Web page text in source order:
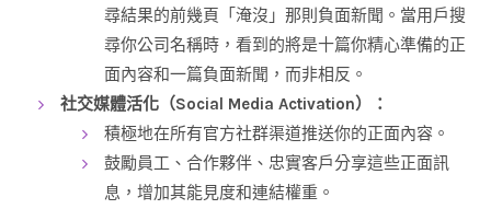
尋結果的前幾頁「淹沒」那則負面新聞。當用戶搜
尋你公司名稱時，看到的將是十篇你精心準備的正
面內容和一篇負面新聞，而非相反。
社交媒體活化（Social Media Activation）：
積極地在所有官方社群渠道推送你的正面內容。
鼓勵員工、合作夥伴、忠實客戶分享這些正面訊
息，增加其能見度和連結權重。